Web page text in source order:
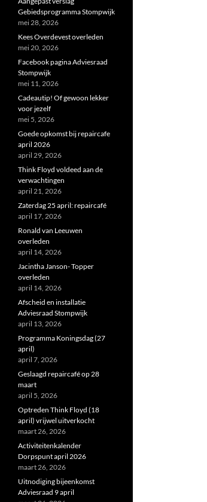
Gebiedsprogramma Stompwijk
mei 28, 2026
Kees Overdevest overleden
mei 20, 2026
Facebook pagina Adviesraad
Stompwijk
mei 11, 2026
Cadeautip! Of gewoon lekker
voor jezelf
mei 5, 2026
Goede opkomst bij repaircafe
april 2026
april 29, 2026
Think Floyd voldeed aan de
verwachtingen
april 21, 2026
Zaterdag 25 april: repaircafé
april 17, 2026
Ronald van Leeuwen
overleden
april 14, 2026
Jacintha Janson- Topper
overleden
april 14, 2026
Afscheid en installatie
Adviesraad Stompwijk
april 13, 2026
Programma Koningsdag (27
april)
april 7, 2026
Geslaagd repaircafé op 28
maart
april 5, 2026
Optreden Think Floyd (18
april) vrijwel uitverkocht
maart 26, 2026
Activiteitenkalender
Dorpspunt april 2026
maart 26, 2026
Uitnodiging bijeenkomst
Adviesraad 9 april